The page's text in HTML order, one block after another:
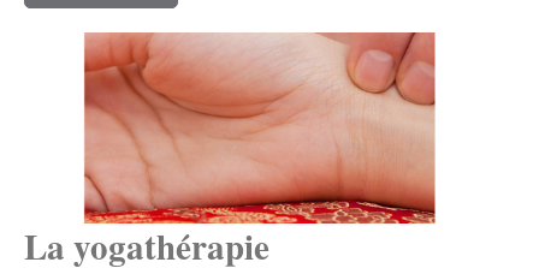
La yogathérapie